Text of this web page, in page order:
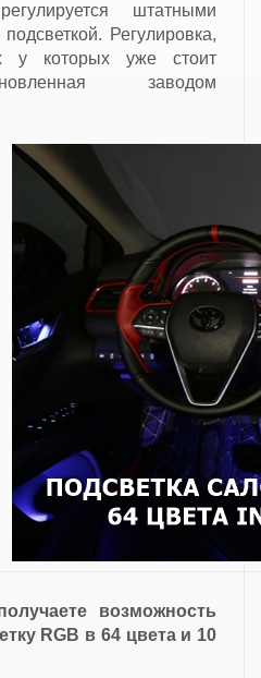
штатными
Регулировка,
у которых уже стоит
заводом
возможность
RGB в 64 цвета и 10